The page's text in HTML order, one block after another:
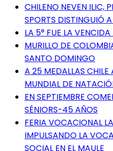
CHILENO NEVEN ILIC,
SPORTS DISTINGUIÓ
LA 5° FUE LA VENCIDA
MURILLO DE
SANTO DOMINGO
A 25 MEDALLAS CHILE
MUNDIAL DE
EN SEPTIEMBRE
SÉNIORS-45 AÑOS
FERIA VOCACIONAL
IMPULSANDO LA
SOCIAL EN EL MAULE